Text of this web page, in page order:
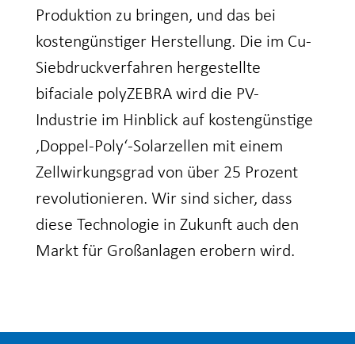
Produktion zu bringen, und das bei
kostengünstiger Herstellung. Die im Cu-
Siebdruckverfahren hergestellte
bifaciale polyZEBRA wird die PV-
Industrie im Hinblick auf kostengünstige
‚Doppel-Poly‘-Solarzellen mit einem
Zellwirkungsgrad von über 25 Prozent
revolutionieren. Wir sind sicher, dass
diese Technologie in Zukunft auch den
Markt für Großanlagen erobern wird.